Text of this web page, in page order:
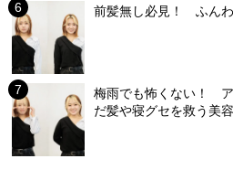
前髪無し必見！ ふん
梅雨でも怖くない！
だ髪や寝グセを救う美